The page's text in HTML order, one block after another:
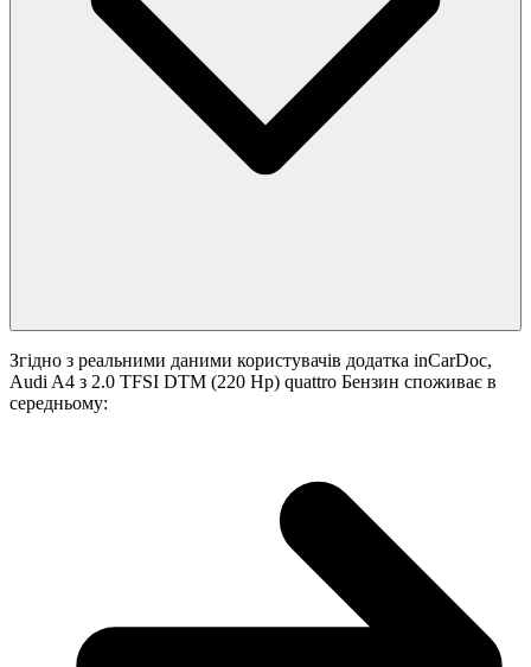
Згідно з реальними даними користувачів додатка inCarDoc,
Audi A4 з 2.0 TFSI DTM (220 Hp) quattro Бензин споживає в
середньому: